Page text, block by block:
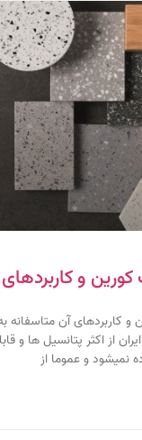
و
و کاربردهای آن متاسفانه
از اکثر پتانسیل ها و
نمیشود و عموما از